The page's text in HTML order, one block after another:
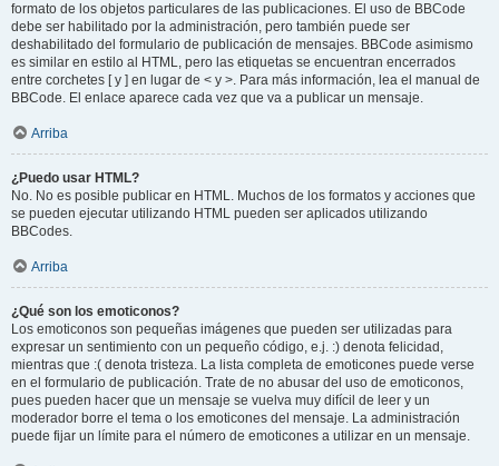
formato de los objetos particulares de las publicaciones. El uso de BBCode
debe ser habilitado por la administración, pero también puede ser
deshabilitado del formulario de publicación de mensajes. BBCode asimismo
es similar en estilo al HTML, pero las etiquetas se encuentran encerrados
entre corchetes [ y ] en lugar de < y >. Para más información, lea el manual de
BBCode. El enlace aparece cada vez que va a publicar un mensaje.
Arriba
¿Puedo usar HTML?
No. No es posible publicar en HTML. Muchos de los formatos y acciones que
se pueden ejecutar utilizando HTML pueden ser aplicados utilizando
BBCodes.
Arriba
¿Qué son los emoticonos?
Los emoticonos son pequeñas imágenes que pueden ser utilizadas para
expresar un sentimiento con un pequeño código, e.j. :) denota felicidad,
mientras que :( denota tristeza. La lista completa de emoticones puede verse
en el formulario de publicación. Trate de no abusar del uso de emoticonos,
pues pueden hacer que un mensaje se vuelva muy difícil de leer y un
moderador borre el tema o los emoticones del mensaje. La administración
puede fijar un límite para el número de emoticones a utilizar en un mensaje.